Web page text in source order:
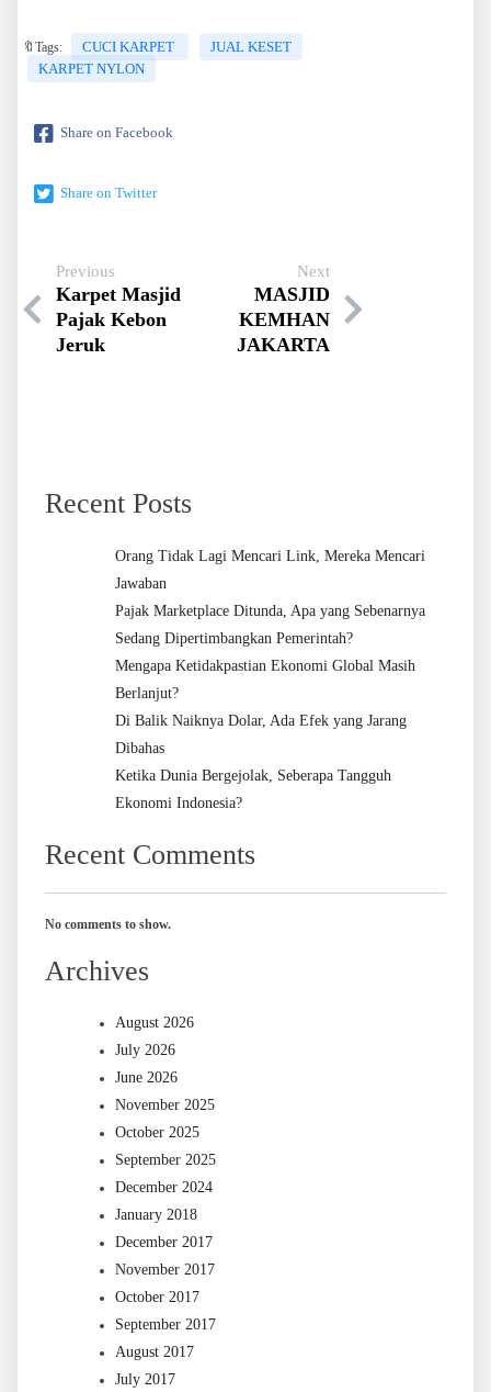
🔖Tags: CUCI KARPET
JUAL KESET
KARPET NYLON
Share on Facebook
Share on Twitter
Previous
Karpet Masjid
Pajak Kebon
Jeruk
Next
MASJID
KEMHAN
JAKARTA
Recent Posts
Orang Tidak Lagi Mencari Link, Mereka Mencari
Jawaban
Pajak Marketplace Ditunda, Apa yang Sebenarnya
Sedang Dipertimbangkan Pemerintah?
Mengapa Ketidakpastian Ekonomi Global Masih
Berlanjut?
Di Balik Naiknya Dolar, Ada Efek yang Jarang
Dibahas
Ketika Dunia Bergejolak, Seberapa Tangguh
Ekonomi Indonesia?
Recent Comments
No comments to show.
Archives
August 2026
July 2026
June 2026
November 2025
October 2025
September 2025
December 2024
January 2018
December 2017
November 2017
October 2017
September 2017
August 2017
July 2017